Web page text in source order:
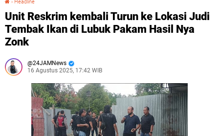
› Headline
Unit Reskrim kembali Turun ke Lokasi Judi
Tembak Ikan di Lubuk Pakam Hasil Nya
Zonk
24JAMNews
16 Agustus 2025, 17:42 WIB